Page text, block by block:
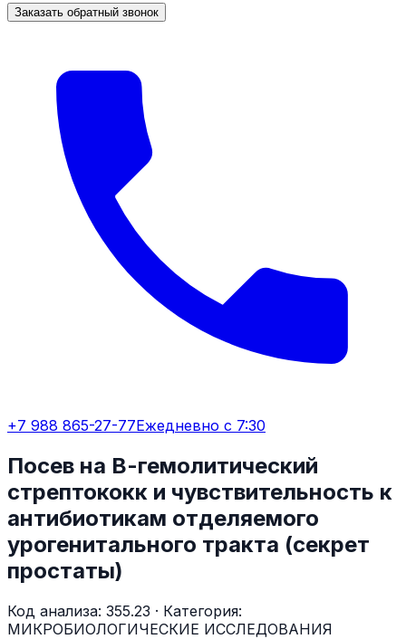
Заказать обратный звонок
+7 988 865-27-77Ежедневно с 7:30
Посев на В-гемолитический
стрептококк и чувствительность к
антибиотикам отделяемого
урогенитального тракта (секрет
простаты)
Код анализа: 355.23 · Категория:
МИКРОБИОЛОГИЧЕСКИЕ ИССЛЕДОВАНИЯ